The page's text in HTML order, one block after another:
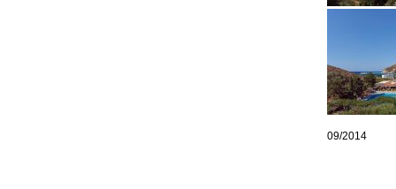
09/2014